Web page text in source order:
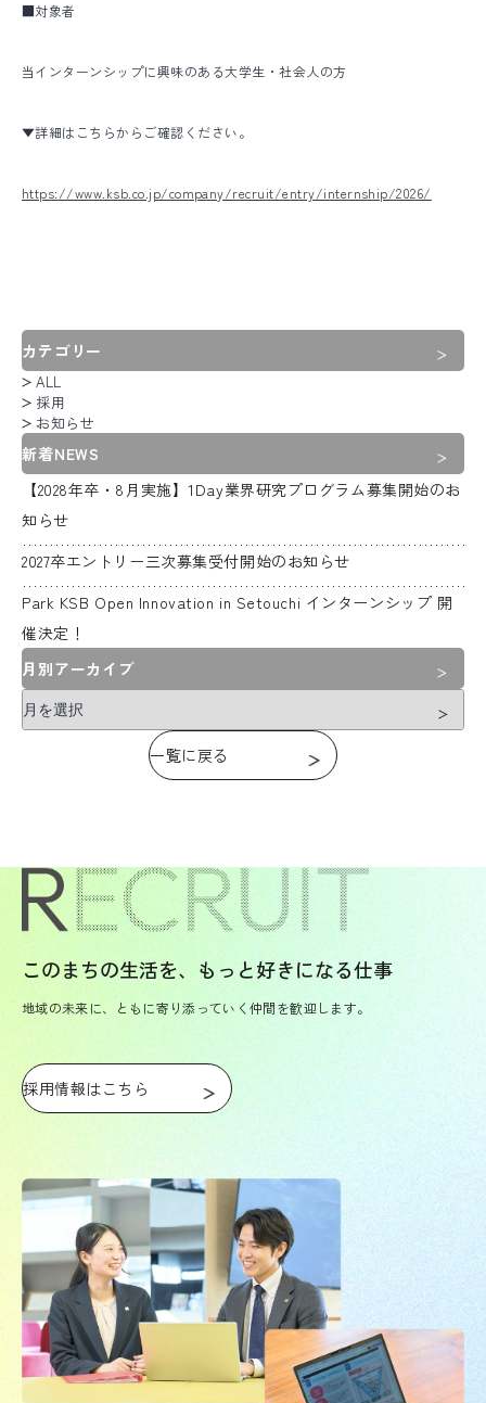
■対象者
当インターンシップに興味のある大学生・社会人の方
▼詳細はこちらからご確認ください。
https://www.ksb.co.jp/company/recruit/entry/internship/2026/
カテゴリー
ALL
採用
お知らせ
新着NEWS
【2028年卒・8月実施】1Day業界研究プログラム募集開始のお
知らせ
2027卒エントリー三次募集受付開始のお知らせ
Park KSB Open Innovation in Setouchi インターンシップ 開
催決定！
月別アーカイブ
一覧に戻る
このまちの生活を、もっと好きになる仕事
地域の未来に、ともに寄り添っていく仲間を歓迎します。
採用情報はこちら